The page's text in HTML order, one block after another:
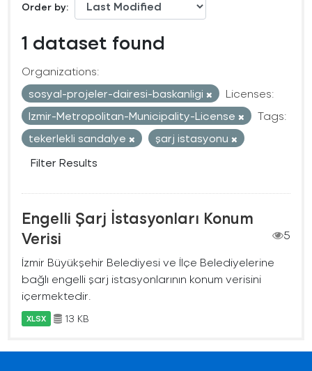
Order by
1 dataset found
Organizations:
sosyal-projeler-dairesi-baskanligi
Licenses:
Izmir-Metropolitan-Municipality-License
Tags:
tekerlekli sandalye
şarj istasyonu
Filter Results
Engelli Şarj İstasyonları Konum
Verisi
5
İzmir Büyükşehir Belediyesi ve İlçe Belediyelerine
bağlı engelli şarj istasyonlarının konum verisini
içermektedir.
XLSX 13 KB